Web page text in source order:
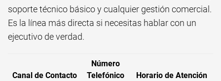
soporte técnico básico y cualquier gestión comercial.
Es la línea más directa si necesitas hablar con un
ejecutivo de verdad.
Canal de Contacto
Número
Telefónico
Horario de Atención